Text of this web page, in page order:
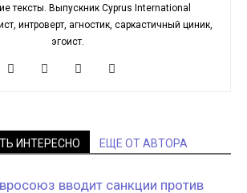
тексты. Выпускник Cyprus International
интроверт, агностик, саркастичный циник,
эгоист.
ИНТЕРЕСНО ЕЩЕ ОТ АВТОРА
вводит санкции против